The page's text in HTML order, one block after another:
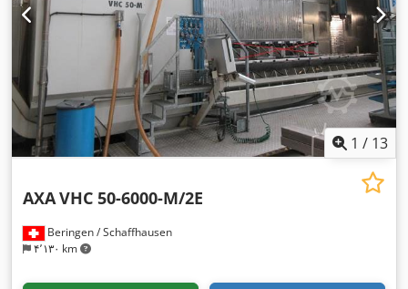
1 / 13
Beringen / Schaffhausen
۴٬۱۳۰ km
AXAVHC 50-6000-M/2E